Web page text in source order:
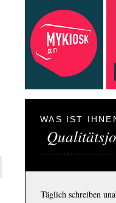
WAS IST
Täglich schreiben